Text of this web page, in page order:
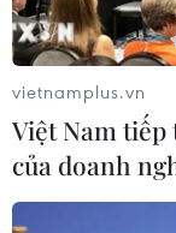
vietnamplus.vn
Việt Nam
của doanh